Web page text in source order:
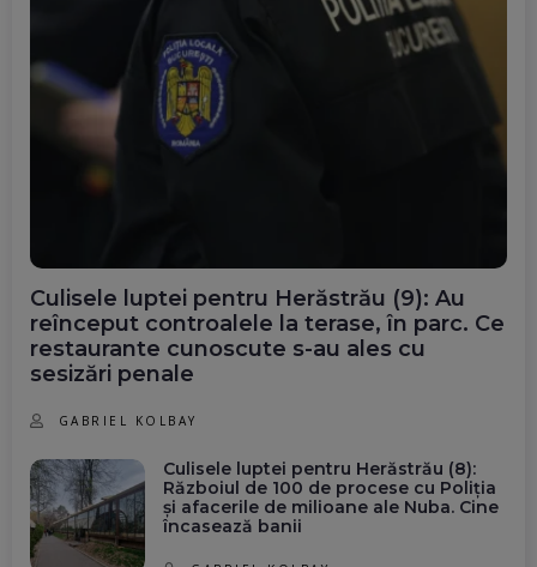
Culisele luptei pentru Herăstrău (9): Au
reînceput controalele la terase, în parc. Ce
restaurante cunoscute s-au ales cu
sesizări penale
GABRIEL KOLBAY
Culisele luptei pentru Herăstrău (8):
Războiul de 100 de procese cu Poliția
și afacerile de milioane ale Nuba. Cine
încasează banii